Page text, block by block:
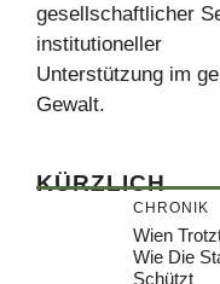
gesellschaftlicher
institutioneller
Unterstützung im
Gewalt.
KÜRZLICH
CHRONIK
Wien
Wie Die
Schützt